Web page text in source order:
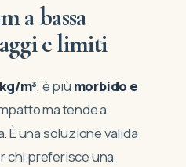
a bassa
e limiti
m³, è più morbido e
ma tende a
È una soluzione valida
chi preferisce una